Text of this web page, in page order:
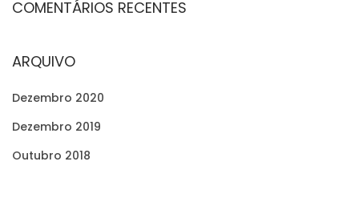
COMENTÁRIOS RECENTES
ARQUIVO
Dezembro 2020
Dezembro 2019
Outubro 2018